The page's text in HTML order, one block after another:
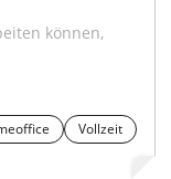
können,
Vollzeit